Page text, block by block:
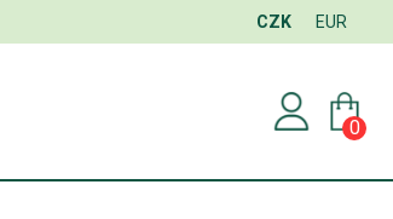
CZK EUR
0